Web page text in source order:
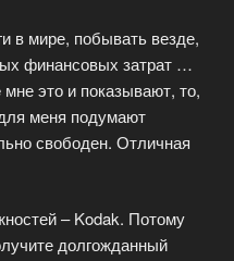
в мире, побывать везде,
финансовых затрат …
это и показывают, то,
меня подумают
свободен. Отличная
– Kodak. Потому
долгожданный